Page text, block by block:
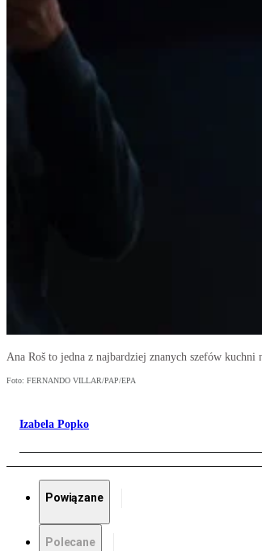
Ana Roš to jedna z najbardziej znanych szefów
Foto: FERNANDO VILLAR/PAP/EPA
Izabela Popko
Powiązane
Polecane